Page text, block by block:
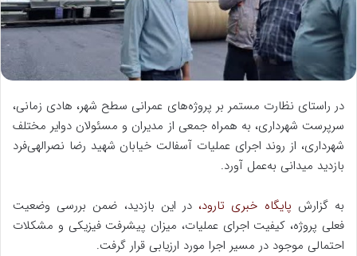
ی
ل
در راستای نظارت مستمر بر پروژه‌های عمرانی سطح شهر، هادی زمانی،
سرپرست شهرداری، به همراه جمعی از مدیران و مسئولان دوایر مختلف
شهرداری، از روند اجرای عملیات آسفالت خیابان شهید رضا نصرالهی‌فرد
بازدید میدانی به‌عمل آورد.
به گزارش پایگاه خبری تارود، در این بازدید، ضمن بررسی وضعیت
فعلی پروژه، کیفیت اجرای عملیات، میزان پیشرفت فیزیکی و مشکلات
احتمالی موجود در مسیر اجرا مورد ارزیابی قرار گرفت.